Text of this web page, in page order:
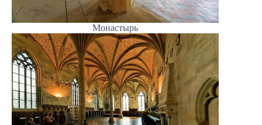
Монастырь